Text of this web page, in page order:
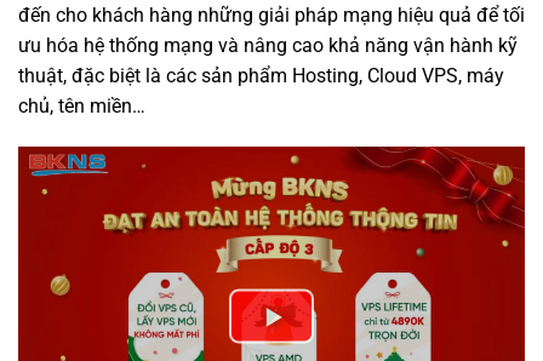
đến cho khách hàng những giải pháp mạng hiệu quả để tối
ưu hóa hệ thống mạng và nâng cao khả năng vận hành kỹ
thuật, đặc biệt là các sản phẩm Hosting, Cloud VPS, máy
chủ, tên miền…